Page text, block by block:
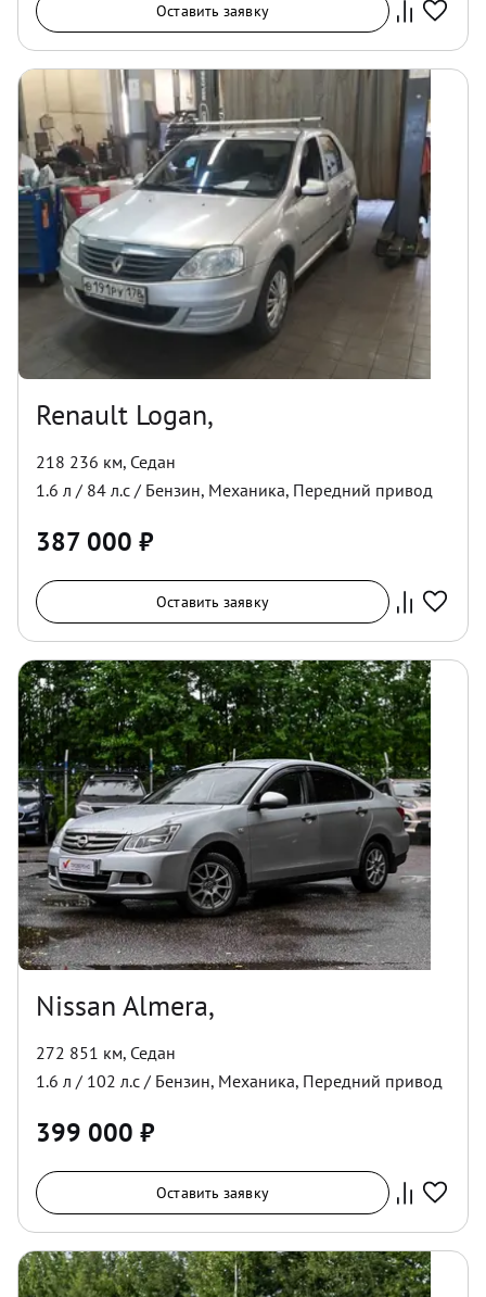
Оставить заявку
Renault Logan,
218 236 км, Седан
1.6 л / 84 л.с / Бензин, Механика, Передний привод
387 000 ₽
Оставить заявку
Nissan Almera,
272 851 км, Седан
1.6 л / 102 л.с / Бензин, Механика, Передний привод
399 000 ₽
Оставить заявку